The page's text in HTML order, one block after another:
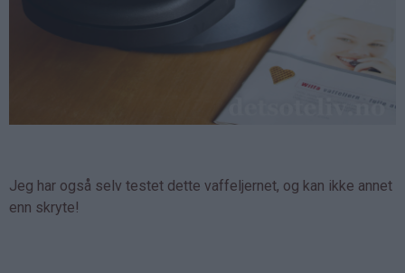
Jeg har også selv testet dette vaffeljernet, og kan ikke annet
enn skryte!